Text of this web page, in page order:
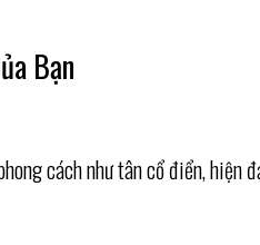
Bạn
cách như tân cổ điển, hiện